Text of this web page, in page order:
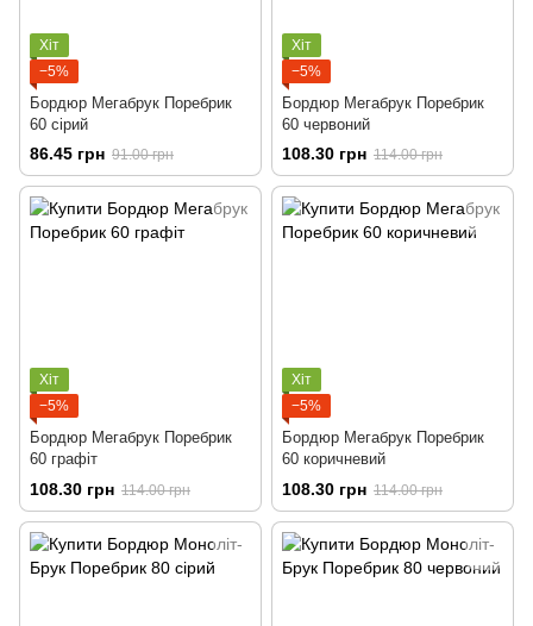
Хіт
−5%
Бордюр Мегабрук Поребрик
60 сірий
86.45 грн 91.00 грн
Хіт
−5%
Бордюр Мегабрук Поребрик
60 червоний
108.30 грн 114.00 грн
Хіт
−5%
Бордюр Мегабрук Поребрик
60 графіт
108.30 грн 114.00 грн
Хіт
−5%
Бордюр Мегабрук Поребрик
60 коричневий
108.30 грн 114.00 грн